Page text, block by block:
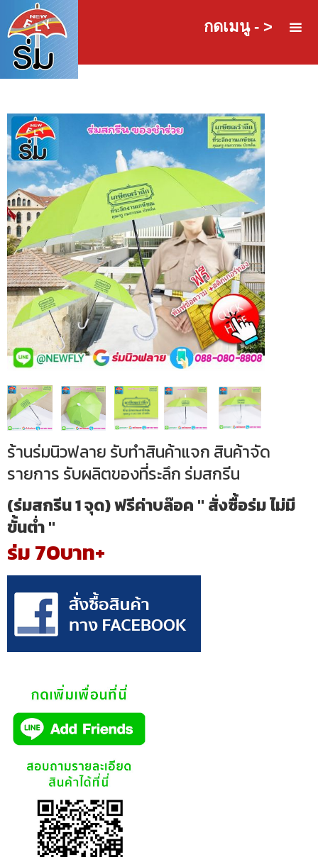
กดเมนู - >
ร้านร่มนิวฟลาย รับทำสินค้าแจก สินค้าจัด
รายการ รับผลิตของที่ระลึก ร่มสกรีน
(ร่มสกรีน 1 จุด) ฟรีค่าบล๊อค " สั่งซื้อร่ม ไม่มี
ขั้นต่ำ "
ร่ม 70บาท+